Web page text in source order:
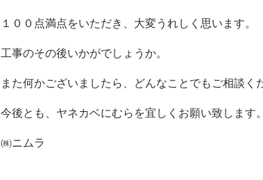
１００点満点をいただき、大変うれしく思います。
工事のその後いかがでしょうか。
また何かございましたら、どんなことでもご相談く
今後とも、ヤネカベにむらを宜しくお願い致します。
㈱ニムラ